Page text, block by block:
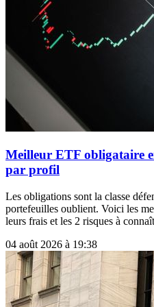
Meilleur ETF obligataire
par profil
Les obligations sont la classe
portefeuilles oublient. Voici les
leurs frais et les 2 risques à
04 août 2026 à 19:38